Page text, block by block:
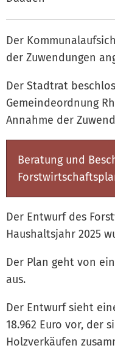
Der
der Zuwendungen
Der Stadtrat
Gemeindeordnung
Annahme der
Beratung und
Der Entwurf des
Haushaltsjahr 2025
Der Plan geht von
aus.
Der Entwurf sieht
18.962 Euro vor, der
Holzverkäufen